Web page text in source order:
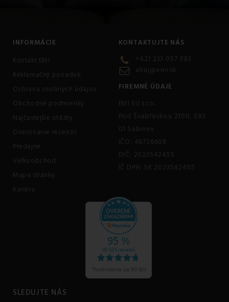
INFORMÁCIE
Kontakt EMI
Reklamačný poriadok
Ochrana osobných údajov
Obchodné podmienky
Najčastejšie otázky
Overovanie recenzií
Predajne
Veľkoobchod
Mapa stránky
Kariéra
KONTAKTUJTE NÁS
+421 233 057 083
ahoj@emi.sk
FIREMNÉ ÚDAJE
EMI EU s.r.o.
Pod Švabľovkou 2100, 083
01 Sabinov
IČO: 46726608
DIČ: 2023542455
IČ DPH: SK 2023542455
SLEDUJTE NÁS